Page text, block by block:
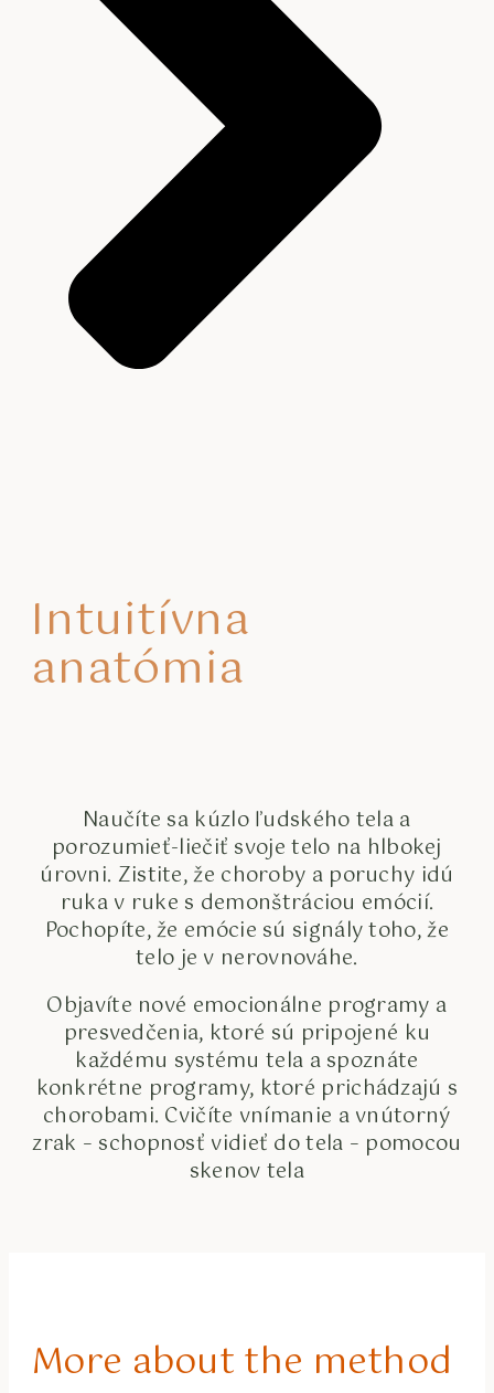
Intuitívna
anatómia
Naučíte sa kúzlo ľudského tela a
porozumieť-liečiť svoje telo na hlbokej
úrovni. Zistite, že choroby a poruchy idú
ruka v ruke s demonštráciou emócií.
Pochopíte, že emócie sú signály toho, že
telo je v nerovnováhe.
Objavíte nové emocionálne programy a
presvedčenia, ktoré sú pripojené ku
každému systému tela a spoznáte
konkrétne programy, ktoré prichádzajú s
chorobami. Cvičíte vnímanie a vnútorný
zrak – schopnosť vidieť do tela – pomocou
skenov tela
More about the method